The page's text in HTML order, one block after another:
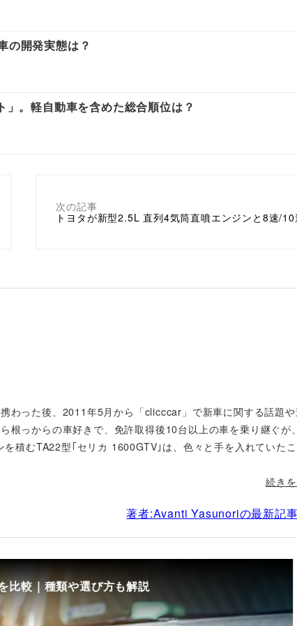
次の記事
トヨタが新型2.5L 直列4気筒直噴エンジンと8速/
の開発実態は？
。軽自動車を含めた総合順位は？
わった後、2011年5月から「clicccar」で新車に関する話題
根っからの車好きで、免許取得後10台以上の車を乗り継ぐが
積むTA22型｢セリカ 1600GTV｣は、色々と手を入れていた
続き
著者:Avanti Yasunoriの最新記
解説